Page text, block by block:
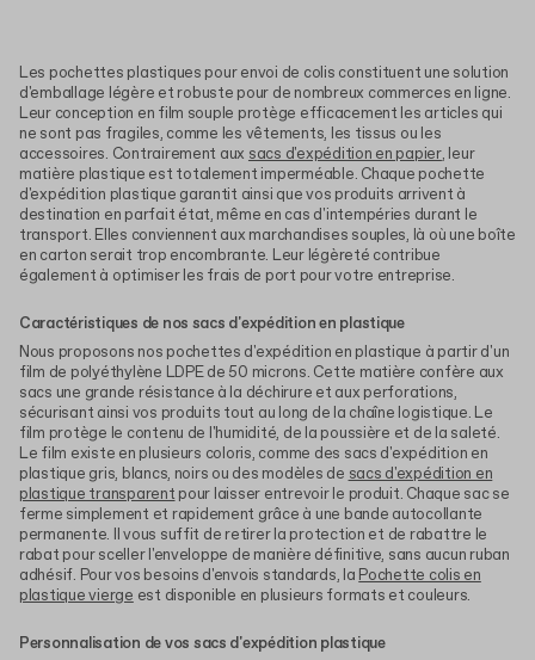
Les pochettes plastiques pour envoi de colis constituent une solution
d'emballage légère et robuste pour de nombreux commerces en ligne.
Leur conception en film souple protège efficacement les articles qui
ne sont pas fragiles, comme les vêtements, les tissus ou les
accessoires. Contrairement aux sacs d'expédition en papier, leur
matière plastique est totalement imperméable. Chaque pochette
d'expédition plastique garantit ainsi que vos produits arrivent à
destination en parfait état, même en cas d'intempéries durant le
transport. Elles conviennent aux marchandises souples, là où une boîte
en carton serait trop encombrante. Leur légèreté contribue
également à optimiser les frais de port pour votre entreprise.
Caractéristiques de nos sacs d'expédition en plastique
Nous proposons nos pochettes d'expédition en plastique à partir d'un
film de polyéthylène LDPE de 50 microns. Cette matière confère aux
sacs une grande résistance à la déchirure et aux perforations,
sécurisant ainsi vos produits tout au long de la chaîne logistique. Le
film protège le contenu de l'humidité, de la poussière et de la saleté.
Le film existe en plusieurs coloris, comme des sacs d'expédition en
plastique gris, blancs, noirs ou des modèles de sacs d'expédition en
plastique transparentpour laisser entrevoir le produit. Chaque sac se
ferme simplement et rapidement grâce à une bande autocollante
permanente. Il vous suffit de retirer la protection et de rabattre le
rabat pour sceller l'enveloppe de manière définitive, sans aucun ruban
adhésif. Pour vos besoins d'envois standards, la Pochette colis en
plastique vierge est disponible en plusieurs formats et couleurs.
Personnalisation de vos sacs d'expédition plastique